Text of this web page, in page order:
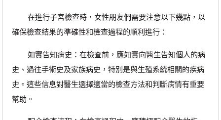
在進行子宮檢查時，女性朋友們需要注意以下幾點，以
確保檢查結果的準確性和檢查過程的順利進行：
如實告知病史：在檢查前，應如實向醫生告知個人的病
史、過往手術史及家族病史，特別是與生殖系統相關的疾病
史。這些信息對醫生選擇適當的檢查方法和判斷病情有重要
幫助。